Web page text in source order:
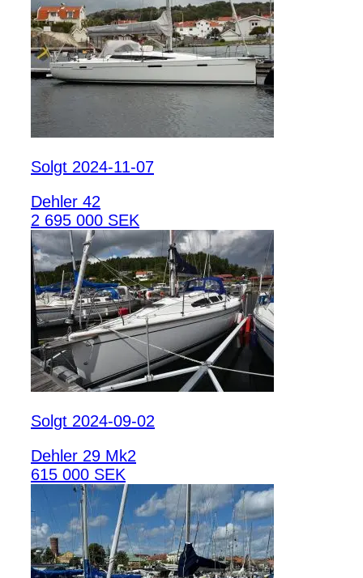
Solgt 2024-11-07
Dehler 42
2 695 000 SEK
Solgt 2024-09-02
Dehler 29 Mk2
615 000 SEK